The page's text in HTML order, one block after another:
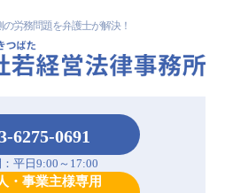
労務問題を弁護士が解決！
6275-0691
平日9:00～17:00
・事業主様専用